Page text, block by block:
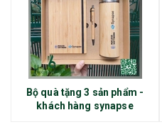
Bộ quà tặng 3 sản phẩm -
khách hàng synapse